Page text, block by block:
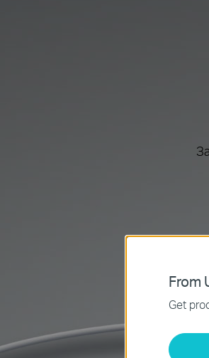
From
Get